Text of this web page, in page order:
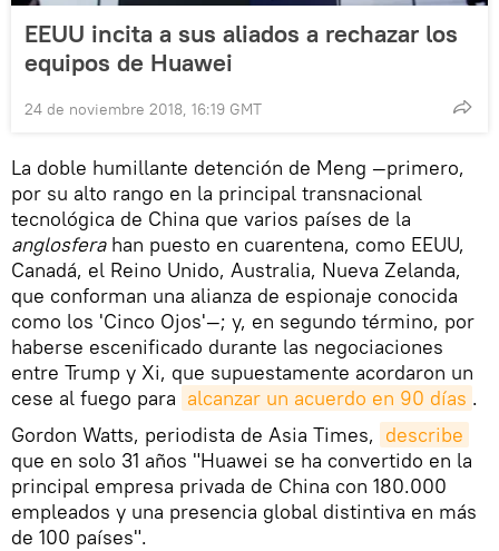
EEUU incita a sus aliados a rechazar los
equipos de Huawei
24 de noviembre 2018, 16:19 GMT
La doble humillante detención de Meng —primero,
por su alto rango en la principal transnacional
tecnológica de China que varios países de la
anglosferahan puesto en cuarentena, como EEUU,
Canadá, el Reino Unido, Australia, Nueva Zelanda,
que conforman una alianza de espionaje conocida
como los 'Cinco Ojos'—; y, en segundo término, por
haberse escenificado durante las negociaciones
entre Trump y Xi, que supuestamente acordaron un
cese al fuego para alcanzar un acuerdo en 90 días .
Gordon Watts, periodista de Asia Times, describe
que en solo 31 años "Huawei se ha convertido en la
principal empresa privada de China con 180.000
empleados y una presencia global distintiva en más
de 100 países".